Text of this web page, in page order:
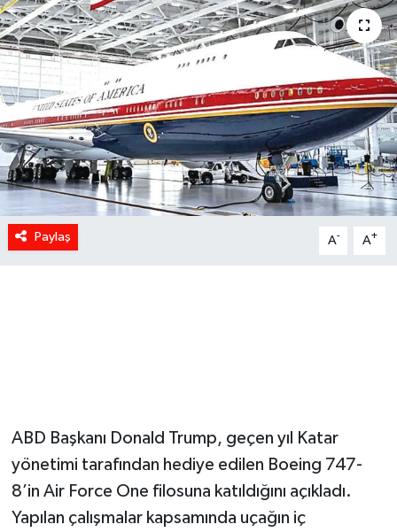
Paylaş A- A+
ABD Başkanı Donald Trump, geçen yıl Katar
yönetimi tarafından hediye edilen Boeing 747-
8’in Air Force One filosuna katıldığını açıkladı.
Yapılan çalışmalar kapsamında uçağın iç